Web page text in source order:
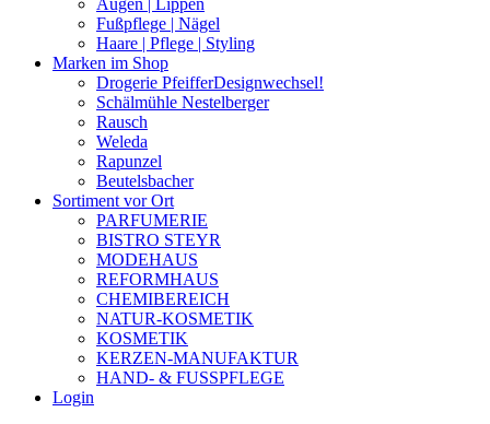
Augen | Lippen
Fußpflege | Nägel
Haare | Pflege | Styling
Marken im Shop
Drogerie PfeifferDesignwechsel!
Schälmühle Nestelberger
Rausch
Weleda
Rapunzel
Beutelsbacher
Sortiment vor Ort
PARFUMERIE
BISTRO STEYR
MODEHAUS
REFORMHAUS
CHEMIBEREICH
NATUR-KOSMETIK
KOSMETIK
KERZEN-MANUFAKTUR
HAND- & FUSSPFLEGE
Login